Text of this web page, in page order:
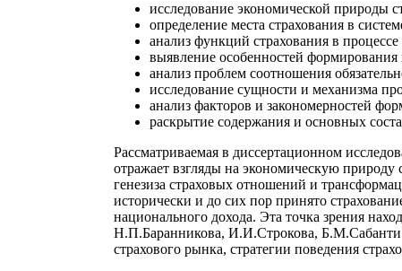
исследование экономической природы
определение места страхования в
анализ функций страхования в
выявление особенностей формирования
анализ проблем соотношения
исследование сущности и механизма
анализ факторов и закономерностей
раскрытие содержания и основных
Рассматриваемая в диссертационном
отражает взгляды на экономическую
генезиза страховых отношений и
исторически и до сих пор принято
национального дохода. Эта точка зрения
Н.П.Баранникова, И.И.Строкова, Б.М.Сабанти
страхового рынка, стратегии поведения